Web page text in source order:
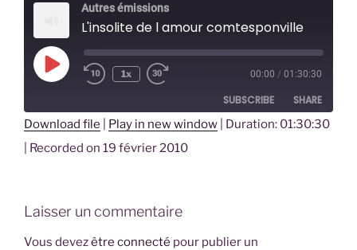
Autres émissions
L'insolite de l amour comtesponville
Play
Episode
1x 00:00 / 01:30:30
SUBSCRIBE SHARE
RSS FEED
SHARE
EMBED
Download file Play in new window
Duration: 01:30:30
Recorded on 19 février 2010
Laisser un commentaire
Vous devezêtre connecté pour publier un